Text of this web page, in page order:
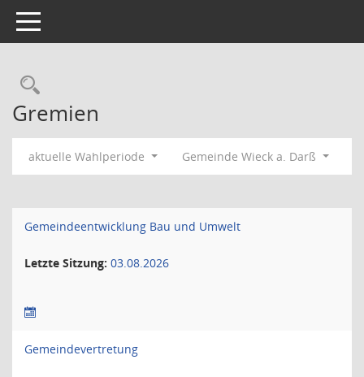
Toggle navigation
Rechercheauswahl
Gremien
aktuelle Wahlperiode Gemeinde Wieck a. Darß
Gemeindeentwicklung Bau und Umwelt
Letzte Sitzung: 03.08.2026
Gemeindevertretung